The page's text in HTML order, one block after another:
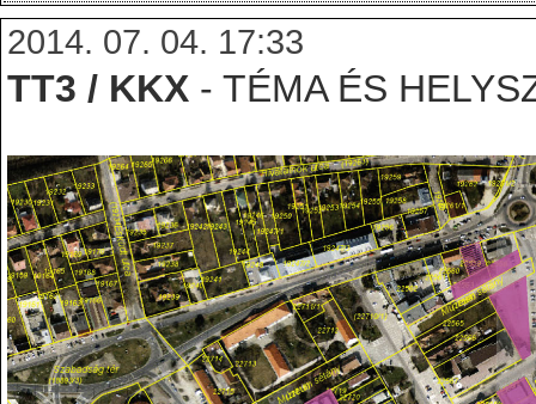
2014. 07. 04. 17:33
TT3 / KKX - TÉMA ÉS